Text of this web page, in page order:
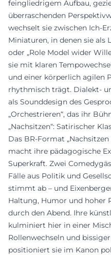
feingliedrigem Aufbau,
überraschenden
wechselt sie zwischen Ich-
Miniaturen, in denen sie als
oder „Role Model wider
sie mit klaren
und einer körperlich agilen
rhythmisch trägt. Dialekt-
als Sounddesign des
„Orchestrieren“, das ihr
„Nachsitzen“: Satirischer
Das BR-Format
macht ihre pädagogische
Superkraft. Zwei
Fälle aus Politik und
stimmt ab – und
Haltung, Humor und hoher
durch den Abend. Ihre
kulminiert hier in einer
Rollenwechseln und
positioniert sie im Kanon